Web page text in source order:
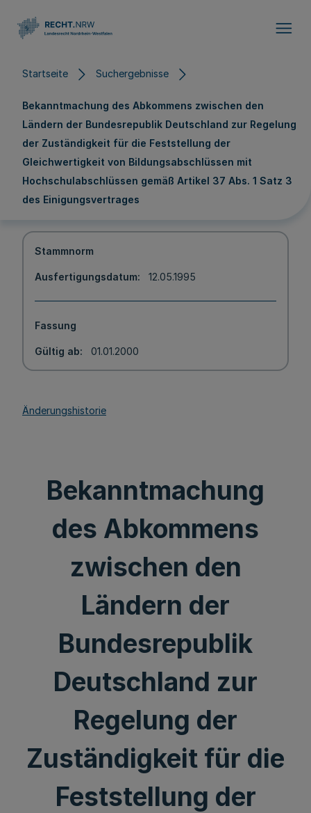
Startseite Suchergebnisse
Bekanntmachung des Abkommens zwischen den
Ländern der Bundesrepublik Deutschland zur Regelung
der Zuständigkeit für die Feststellung der
Gleichwertigkeit von Bildungsabschlüssen mit
Hochschulabschlüssen gemäß Artikel 37 Abs. 1 Satz 3
des Einigungsvertrages
Stammnorm
Ausfertigungsdatum 12.05.1995
Fassung
Gültig ab 01.01.2000
Änderungshistorie
Bekanntmachung
des Abkommens
zwischen den
Ländern der
Bundesrepublik
Deutschland zur
Regelung der
Zuständigkeit für die
Feststellung der